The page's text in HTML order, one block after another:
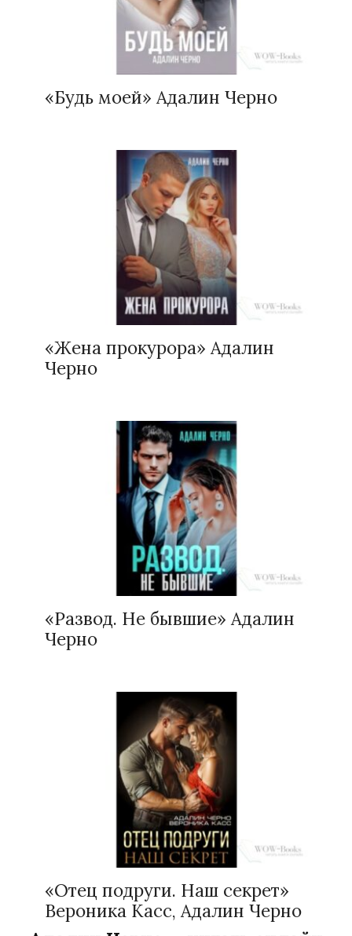
«Будь моей» Адалин Черно
«Жена прокурора» Адалин
Черно
«Развод. Не бывшие» Адалин
Черно
«Отец подруги. Наш секрет»
Вероника Касс, Адалин Черно